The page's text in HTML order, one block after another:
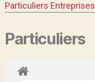
Particuliers Entreprises
Particuliers